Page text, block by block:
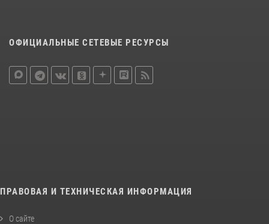
ОФИЦИАЛЬНЫЕ СЕТЕВЫЕ РЕСУРСЫ
ПРАВОВАЯ И ТЕХНИЧЕСКАЯ ИНФОРМАЦИЯ
О сайте